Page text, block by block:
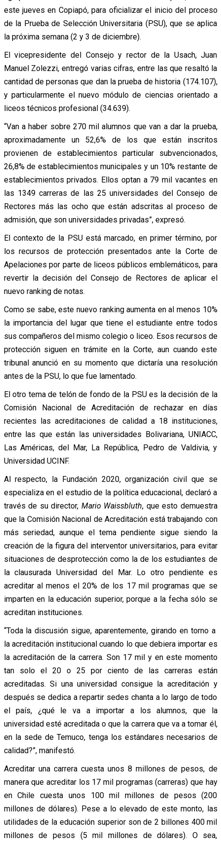
este jueves en Copiapó, para oficializar el inicio del proceso
de la Prueba de Selección Universitaria (PSU), que se aplica
la próxima semana (2 y 3 de diciembre).
El vicepresidente del Consejo y rector de la Usach, Juan
Manuel Zolezzi, entregó varias cifras, entre las que resaltó la
cantidad de personas que dan la prueba de historia (174.107),
y particularmente el nuevo módulo de ciencias orientado a
liceos técnicos profesional (34.639).
“Van a haber sobre 270 mil alumnos que van a dar la prueba,
aproximadamente un 52,6% de los que están inscritos
provienen de establecimientos particular subvencionados,
26,8% de establecimientos municipales y un 10% restante de
establecimientos privados. Ellos optan a 79 mil vacantes en
las 1349 carreras de las 25 universidades del Consejo de
Rectores más las ocho que están adscritas al proceso de
admisión, que son universidades privadas”, expresó.
El contexto de la PSU está marcado, en primer término, por
los recursos de protección presentados ante la Corte de
Apelaciones por parte de liceos públicos emblemáticos, para
revertir la decisión del Consejo de Rectores de aplicar el
nuevo ranking de notas.
Como se sabe, este nuevo ranking aumenta en al menos 10%
la importancia del lugar que tiene el estudiante entre todos
sus compañeros del mismo colegio o liceo. Esos recursos de
protección siguen en trámite en la Corte, aun cuando este
tribunal anunció en su momento que dictaría una resolución
antes de la PSU, lo que fue lamentado.
El otro tema de telón de fondo de la PSU es la decisión de la
Comisión Nacional de Acreditación de rechazar en días
recientes las acreditaciones de calidad a 18 instituciones,
entre las que están las universidades Bolivariana, UNIACC,
Las Américas, del Mar, La República, Pedro de Valdivia, y
Universidad UCINF.
Al respecto, la Fundación 2020, organización civil que se
especializa en el estudio de la política educacional, declaró a
través de su director, Mario Waissbluth, que esto demuestra
que la Comisión Nacional de Acreditación está trabajando con
más seriedad, aunque el tema pendiente sigue siendo la
creación de la figura del interventor universitarios, para evitar
situaciones de desprotección como la de los estudiantes de
la clausurada Universidad del Mar. Lo otro pendiente es
acreditar al menos el 20% de los 17 mil programas que se
imparten en la educación superior, porque a la fecha sólo se
acreditan instituciones.
“Toda la discusión sigue, aparentemente, girando en torno a
la acreditación institucional cuando lo que debiera importar es
la acreditación de la carrera. Son 17 mil y en este momento
tan solo el 20 o 25 por ciento de las carreras están
acreditadas. Si una universidad consigue la acreditación y
después se dedica a repartir sedes chanta a lo largo de todo
el país, ¿qué le va a importar a los alumnos, que la
universidad esté acreditada o que la carrera que va a tomar él,
en la sede de Temuco, tenga los estándares necesarios de
calidad?”, manifestó.
Acreditar una carrera cuesta unos 8 millones de pesos, de
manera que acreditar los 17 mil programas (carreras) que hay
en Chile cuesta unos 100 mil millones de pesos (200
millones de dólares). Pese a lo elevado de este monto, las
utilidades de la educación superior son de 2 billones 400 mil
millones de pesos (5 mil millones de dólares). O sea,